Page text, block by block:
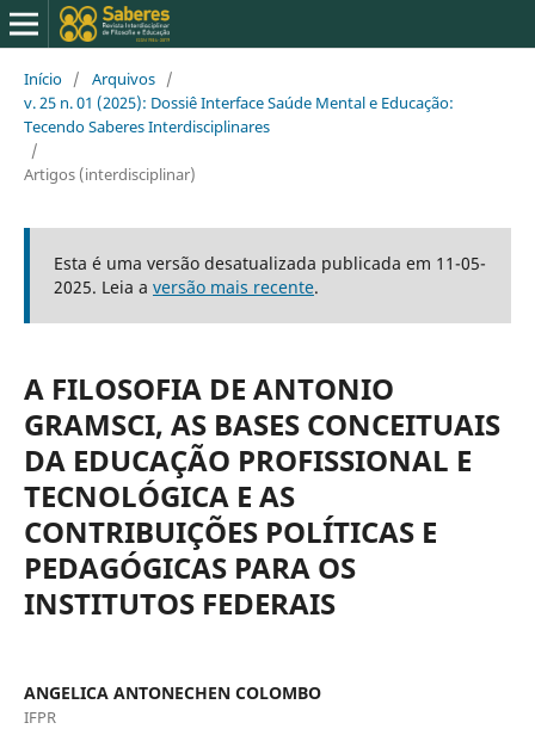
Início / Arquivos /
v. 25 n. 01 (2025): Dossiê Interface Saúde Mental e Educação:
Tecendo Saberes Interdisciplinares
/
Artigos (interdisciplinar)
Esta é uma versão desatualizada publicada em 11-05-
2025. Leia a versão mais recente.
A FILOSOFIA DE ANTONIO
GRAMSCI, AS BASES CONCEITUAIS
DA EDUCAÇÃO PROFISSIONAL E
TECNOLÓGICA E AS
CONTRIBUIÇÕES POLÍTICAS E
PEDAGÓGICAS PARA OS
INSTITUTOS FEDERAIS
ANGELICA ANTONECHEN COLOMBO
IFPR